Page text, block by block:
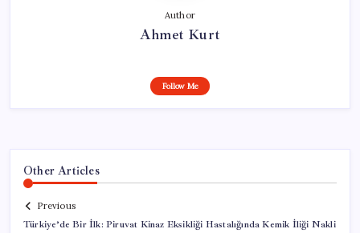
Author
Ahmet Kurt
Follow Me
Other Articles
Previous
Türkiye’de Bir İlk: Piruvat Kinaz Eksikliği Hastalığında Kemik İliği Nakli